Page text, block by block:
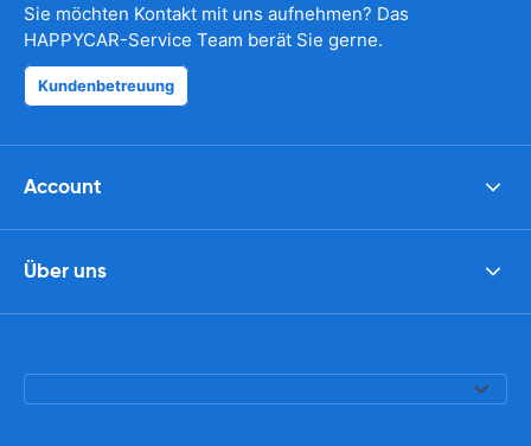
Sie möchten Kontakt mit uns aufnehmen? Das
HAPPYCAR-Service Team berät Sie gerne.
Kundenbetreuung
Account
Über uns